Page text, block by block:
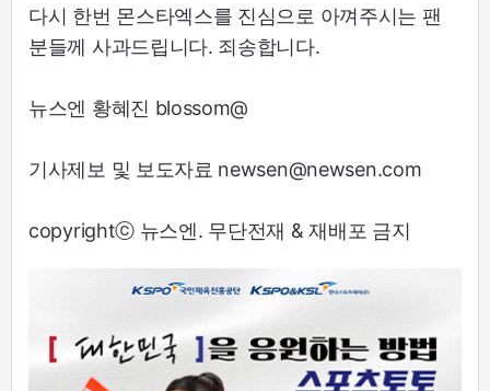
다시 한번 몬스타엑스를 진심으로 아껴주시는 팬
분들께 사과드립니다. 죄송합니다.
뉴스엔 황혜진 blossom@
기사제보 및 보도자료 newsen@newsen.com
copyrightⓒ 뉴스엔. 무단전재 & 재배포 금지